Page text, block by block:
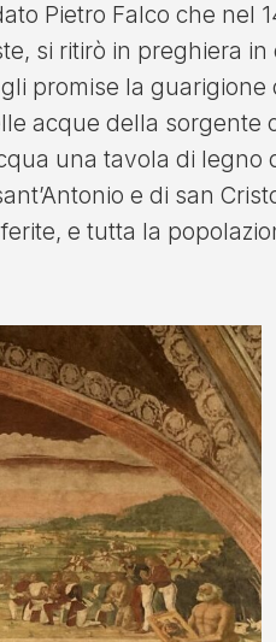
Pietro Falco che nel
si ritirò in preghiera in
promise la guarigione
acque della sorgente
una tavola di legno
e di san
e tutta la